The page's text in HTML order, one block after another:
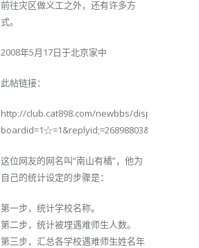
前往灾区做义工之外，还有许多方
式。
2008年5月17日于北京家中
此帖链接：
http://club.cat898.com/newbbs/dispbbs.asp?
这位网友的网名叫“南山有橘”，他为
自己的统计设定的步骤是：
第一步，统计学校名称。
第二步，统计被埋遇难师生人数。
第三步，汇总各学校遇难师生姓名年